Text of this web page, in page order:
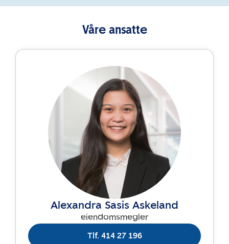
Våre ansatte
Alexandra Sasis Askeland
eiendomsmegler
Tlf. 414 27 196